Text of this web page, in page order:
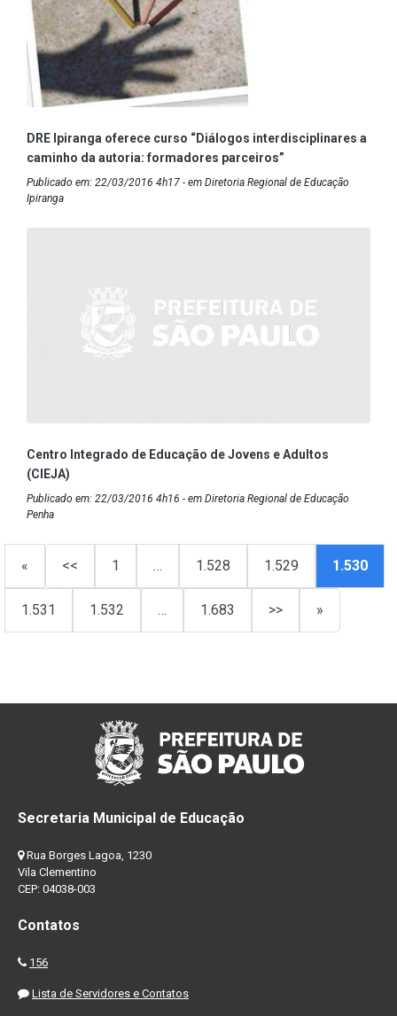
DRE Ipiranga oferece curso “Diálogos interdisciplinares a
caminho da autoria: formadores parceiros”
Publicado em: 22/03/2016 4h17 - em Diretoria Regional de Educação
Ipiranga
Centro Integrado de Educação de Jovens e Adultos
(CIEJA)
Publicado em: 22/03/2016 4h16 - em Diretoria Regional de Educação
Penha
« << 1 … 1.528 1.529 1.530
1.531 1.532 … 1.683 >> »
Secretaria Municipal de Educação
Rua Borges Lagoa, 1230
Vila Clementino
CEP: 04038-003
Contatos
156
Lista de Servidores e Contatos